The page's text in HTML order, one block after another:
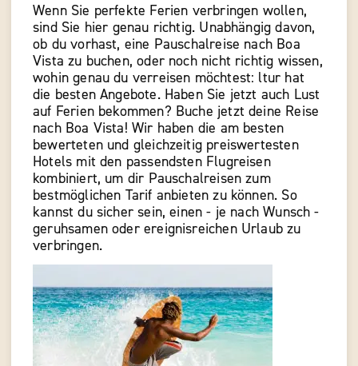
Wenn Sie perfekte Ferien verbringen wollen,
sind Sie hier genau richtig. Unabhängig davon,
ob du vorhast, eine Pauschalreise nach Boa
Vista zu buchen, oder noch nicht richtig wissen,
wohin genau du verreisen möchtest: ltur hat
die besten Angebote. Haben Sie jetzt auch Lust
auf Ferien bekommen? Buche jetzt deine Reise
nach Boa Vista! Wir haben die am besten
bewerteten und gleichzeitig preiswertesten
Hotels mit den passendsten Flugreisen
kombiniert, um dir Pauschalreisen zum
bestmöglichen Tarif anbieten zu können. So
kannst du sicher sein, einen - je nach Wunsch -
geruhsamen oder ereignisreichen Urlaub zu
verbringen.